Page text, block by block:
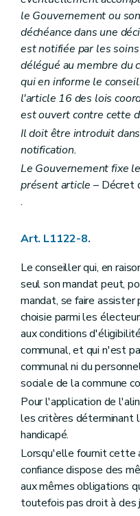
Art.
Art.
Art.
Art.
Art.
Sous-
Art.
Art.
Art.
Art.
Sous-
Art.
Art.
Section 3
Art.
Art.
Art.
Art.
Art.
Art.
Art.
Sous-
Art.
Sous-
Art.
Art.
Section 4
Art.
Art.
Art.
Art.
le Gouvernement ou
déchéance dans une
est notifiée par les
délégué au membre du
qui en informe le
l'article 16 des lois
est ouvert contre cette
Il doit être introduit
notification.
Le Gouvernement fixe
présent article – Décret
.
Art. L1122-8.
Le conseiller qui, en
seul son mandat peut,
mandat, se faire assister
choisie parmi les
aux conditions
communal, et qui n'est
communal ni du
sociale de la commune
Pour l'application de
les critères déterminant
handicapé.
Lorsqu'elle fournit cette
confiance dispose des
aux mêmes obligations
toutefois pas droit à des